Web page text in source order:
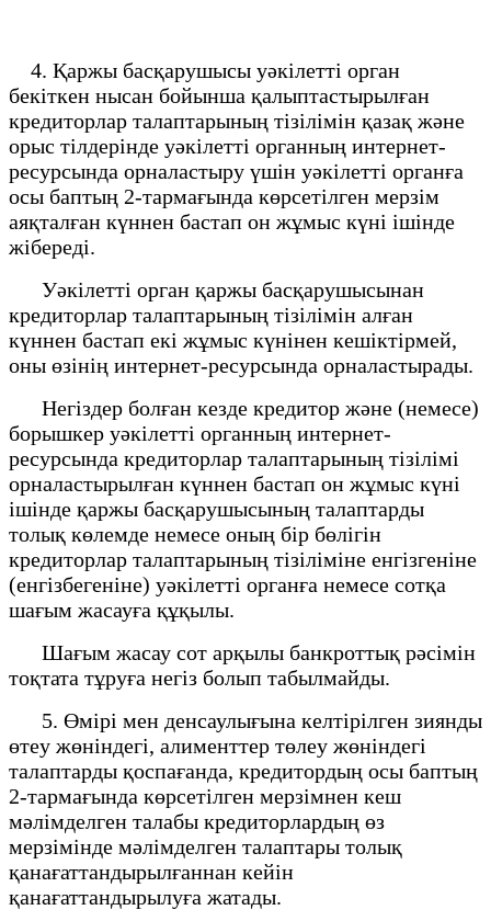
4. Қаржы басқарушысы уәкілетті орган
бекіткен нысан бойынша қалыптастырылған
кредиторлар талаптарының тізілімін қазақ және
орыс тілдерінде уәкілетті органның интернет-
ресурсында орналастыру үшін уәкілетті органға
осы баптың 2-тармағында көрсетілген мерзім
аяқталған күннен бастап он жұмыс күні ішінде
жібереді.
Уәкілетті орган қаржы басқарушысынан
кредиторлар талаптарының тізілімін алған
күннен бастап екі жұмыс күнінен кешіктірмей,
оны өзінің интернет-ресурсында орналастырады.
Негіздер болған кезде кредитор және (немесе)
борышкер уәкілетті органның интернет-
ресурсында кредиторлар талаптарының тізілімі
орналастырылған күннен бастап он жұмыс күні
ішінде қаржы басқарушысының талаптарды
толық көлемде немесе оның бір бөлігін
кредиторлар талаптарының тізіліміне енгізгеніне
(енгізбегеніне) уәкілетті органға немесе сотқа
шағым жасауға құқылы.
Шағым жасау сот арқылы банкроттық рәсімін
тоқтата тұруға негіз болып табылмайды.
5. Өмірі мен денсаулығына келтірілген зиянды
өтеу жөніндегі, алименттер төлеу жөніндегі
талаптарды қоспағанда, кредитордың осы баптың
2-тармағында көрсетілген мерзімнен кеш
мәлімделген талабы кредиторлардың өз
мерзімінде мәлімделген талаптары толық
қанағаттандырылғаннан кейін
қанағаттандырылуға жатады.